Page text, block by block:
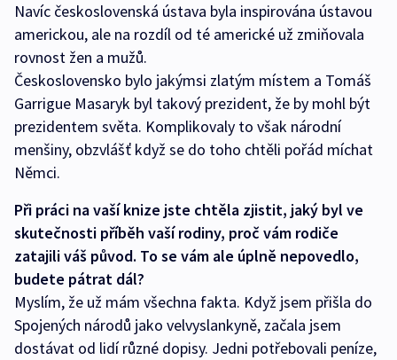
Navíc československá ústava byla inspirována ústavou
americkou, ale na rozdíl od té americké už zmiňovala
rovnost žen a mužů.
Československo bylo jakýmsi zlatým místem a Tomáš
Garrigue Masaryk byl takový prezident, že by mohl být
prezidentem světa. Komplikovaly to však národní
menšiny, obzvlášť když se do toho chtěli pořád míchat
Němci.
Při práci na vaší knize jste chtěla zjistit, jaký byl ve
skutečnosti příběh vaší rodiny, proč vám rodiče
zatajili váš původ. To se vám ale úplně nepovedlo,
budete pátrat dál?
Myslím, že už mám všechna fakta. Když jsem přišla do
Spojených národů jako velvyslankyně, začala jsem
dostávat od lidí různé dopisy. Jedni potřebovali peníze,